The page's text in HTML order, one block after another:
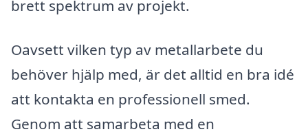
brett spektrum av projekt.
Oavsett vilken typ av metallarbete du
behöver hjälp med, är det alltid en bra idé
att kontakta en professionell smed.
Genom att samarbeta med en